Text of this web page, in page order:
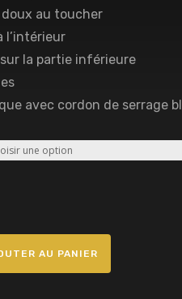
doux au toucher
l’intérieur
la partie inférieure
avec cordon de serrage
AU PANIER